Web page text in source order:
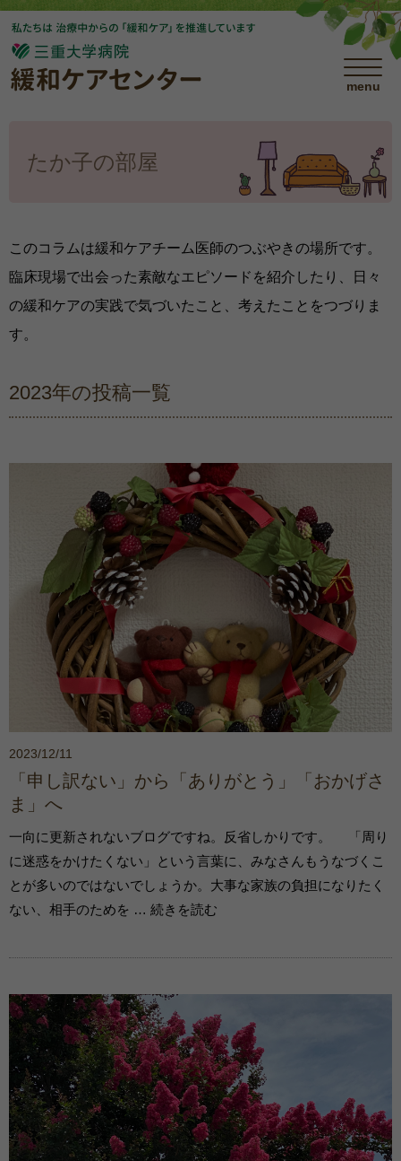
menu
たか子の部屋
このコラムは緩和ケアチーム医師のつぶやきの場所です。
臨床現場で出会った素敵なエピソードを紹介したり、日々
の緩和ケアの実践で気づいたこと、考えたことをつづりま
す。
2023年の投稿一覧
2023/12/11
「申し訳ない」から「ありがとう」「おかげさ
ま」へ
一向に更新されないブログですね。反省しかりです。 「周り
に迷惑をかけたくない」という言葉に、みなさんもうなづくこ
とが多いのではないでしょうか。大事な家族の負担になりたく
ない、相手のためを … 続きを読む